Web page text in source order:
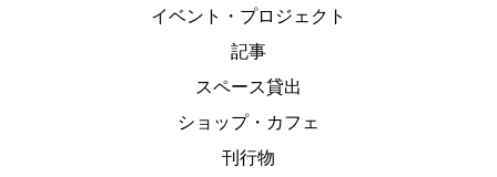
イベント・プロジェクト
記事
スペース貸出
ショップ・カフェ
刊行物